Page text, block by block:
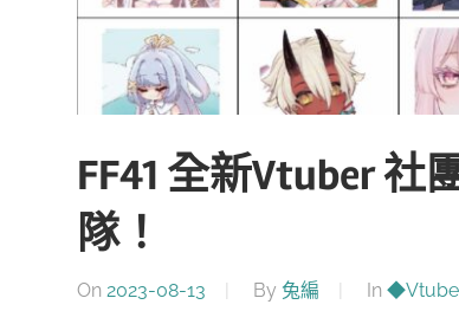
FF41 全新Vtuber
隊！
On 2023-08-13 By 兔編 In